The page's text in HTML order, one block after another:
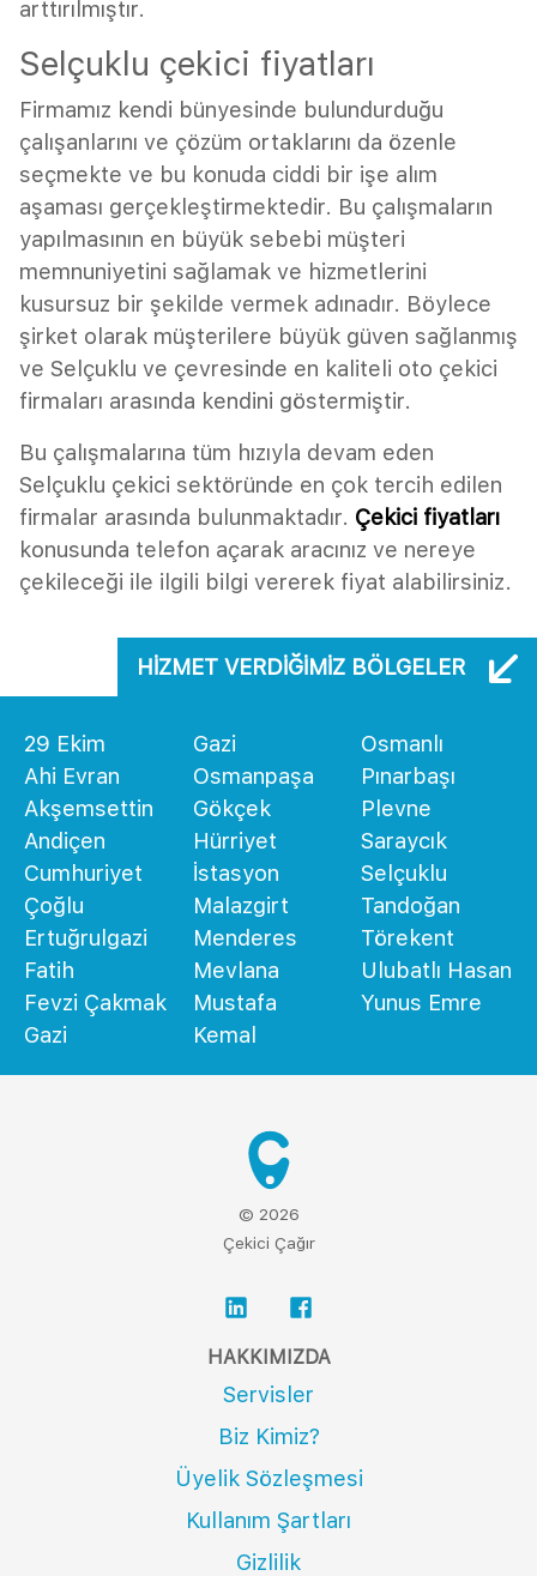
arttırılmıştır.
Selçuklu çekici fiyatları
Firmamız kendi bünyesinde bulundurduğu
çalışanlarını ve çözüm ortaklarını da özenle
seçmekte ve bu konuda ciddi bir işe alım
aşaması gerçekleştirmektedir. Bu çalışmaların
yapılmasının en büyük sebebi müşteri
memnuniyetini sağlamak ve hizmetlerini
kusursuz bir şekilde vermek adınadır. Böylece
şirket olarak müşterilere büyük güven sağlanmış
ve Selçuklu ve çevresinde en kaliteli oto çekici
firmaları arasında kendini göstermiştir.
Bu çalışmalarına tüm hızıyla devam eden
Selçuklu çekici sektöründe en çok tercih edilen
firmalar arasında bulunmaktadır. Çekici fiyatları
konusunda telefon açarak aracınız ve nereye
çekileceği ile ilgili bilgi vererek fiyat alabilirsiniz.
HIZMET VERDIĞIMIZ BÖLGELER
29 Ekim
Ahi Evran
Akşemsettin
Andiçen
Cumhuriyet
Çoğlu
Ertuğrulgazi
Fatih
Fevzi Çakmak
Gazi
Gazi
Osmanpaşa
Gökçek
Hürriyet
İstasyon
Malazgirt
Menderes
Mevlana
Mustafa
Kemal
Osmanlı
Pınarbaşı
Plevne
Saraycık
Selçuklu
Tandoğan
Törekent
Ulubatlı Hasan
Yunus Emre
© 2026
Çekici Çağır
HAKKIMIZDA
Servisler
Biz Kimiz?
Üyelik Sözleşmesi
Kullanım Şartları
Gizlilik